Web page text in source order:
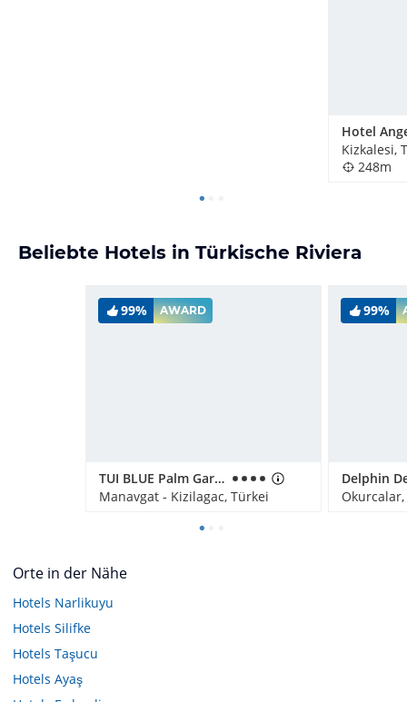
Hotel
Kizkalesi,
248m
Beliebte Hotels in Türkische Riviera
99% AWARD
TUI BLUE Palm Garden
Manavgat - Kizilagac, Türkei
99%
Orte in der Nähe
Hotels Narlikuyu
Hotels Silifke
Hotels Taşucu
Hotels Ayaş